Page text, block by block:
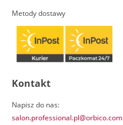
Metody dostawy
Kontakt
Napisz do nas:
salon.professional.pl@orbico.com